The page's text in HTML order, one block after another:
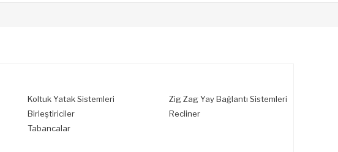
Koltuk Yatak Sistemleri
Birleştiriciler
Tabancalar
Zig Zag Yay Bağlantı Sistemleri
Recliner